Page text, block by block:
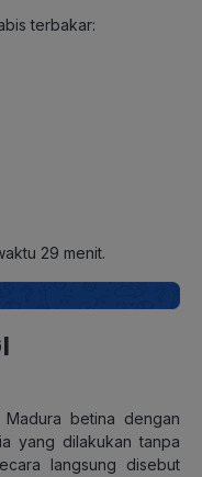
terbakar:
29 menit.
betina dengan
yang dilakukan tanpa
langsung disebut